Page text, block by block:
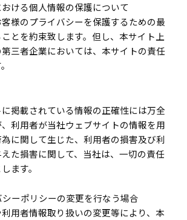
おける個人情報の保護について
様のプライバシーを保護するための最
とを約束致します。但し、本サイト上
三者企業においては、本サイトの責任
掲載されている情報の正確性には万全
利用者が当社ウェブサイトの情報を用
に関して生じた、利用者の損害及び利
た損害に関して、当社は、一切の責任
ます。
シーポリシーの変更を行なう場合
用者情報取り扱いの変更等により、本